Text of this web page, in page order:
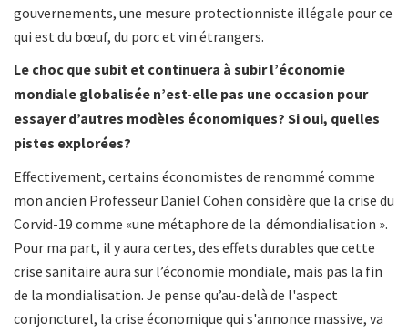
gouvernements, une mesure protectionniste illégale pour ce
qui est du bœuf, du porc et vin étrangers.
Le choc que subit et continuera à subir l’économie
mondiale globalisée n’est-elle pas une occasion pour
essayer d’autres modèles économiques? Si oui, quelles
pistes explorées?
Effectivement, certains économistes de renommé comme
mon ancien Professeur Daniel Cohen considère que la crise du
Corvid-19 comme «une métaphore de la démondialisation ».
Pour ma part, il y aura certes, des effets durables que cette
crise sanitaire aura sur l’économie mondiale, mais pas la fin
de la mondialisation. Je pense qu’au-delà de l'aspect
conjoncturel, la crise économique qui s'annonce massive, va